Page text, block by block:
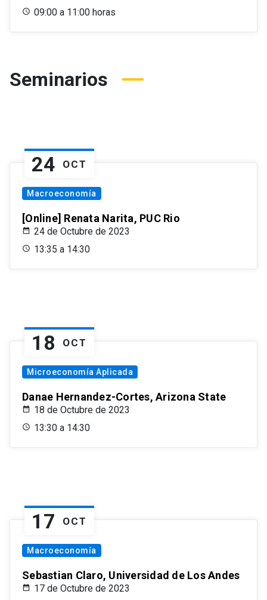
09:00 a 11:00 horas
Seminarios
24 OCT
Macroeconomía
[Online] Renata Narita, PUC Rio
24 de Octubre de 2023
13:35 a 14:30
18 OCT
Microeconomía Aplicada
Danae Hernandez-Cortes, Arizona State
18 de Octubre de 2023
13:30 a 14:30
17 OCT
Macroeconomía
Sebastian Claro, Universidad de Los Andes
17 de Octubre de 2023